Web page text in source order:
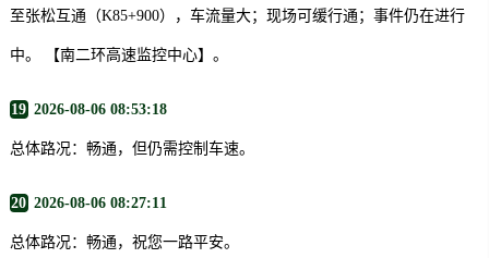
至张松互通（K85+900），车流量大；现场可缓行通；事件仍在进行
中。 【南二环高速监控中心】。
19 2026-08-06 08:53:18
总体路况：畅通，但仍需控制车速。
20 2026-08-06 08:27:11
总体路况：畅通，祝您一路平安。